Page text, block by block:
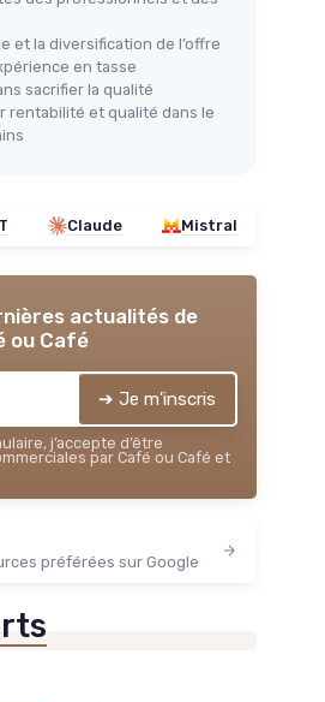
et la diversification de l’offre
en tasse
sacrifier la qualité
rentabilité et qualité dans le
Claude Mistral
actualités de
ou Café
➔ Je m'inscris
j’accepte d’être
par Café ou Café et
préférées sur Google